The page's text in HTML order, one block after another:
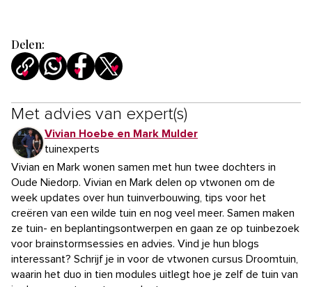
Delen:
Met advies van expert(s)
Vivian Hoebe en Mark Mulder
tuinexperts
Vivian en Mark wonen samen met hun twee dochters in
Oude Niedorp. Vivian en Mark delen op vtwonen om de
week updates over hun tuinverbouwing, tips voor het
creëren van een wilde tuin en nog veel meer. Samen maken
ze tuin- en beplantingsontwerpen en gaan ze op tuinbezoek
voor brainstormsessies en advies. Vind je hun blogs
interessant? Schrijf je in voor de vtwonen cursus Droomtuin,
waarin het duo in tien modules uitlegt hoe je zelf de tuin van